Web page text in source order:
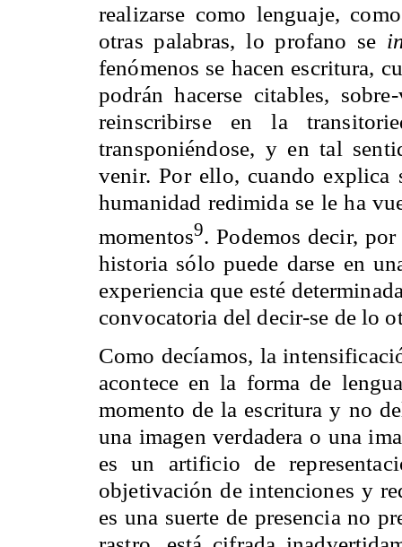
realizarse como lenguaje,
otras palabras, lo profano se
fenómenos se hacen escritura,
podrán hacerse citables,
reinscribirse en la
transponiéndose, y en tal
venir. Por ello, cuando explica
humanidad redimida se le ha
momentos9. Podemos decir,
historia sólo puede darse en
experiencia que esté
convocatoria del decir-se de lo
Como decíamos, la
acontece en la forma de
momento de la escritura y no
una imagen verdadera o una
es un artificio de
objetivación de intenciones y
es una suerte de presencia no